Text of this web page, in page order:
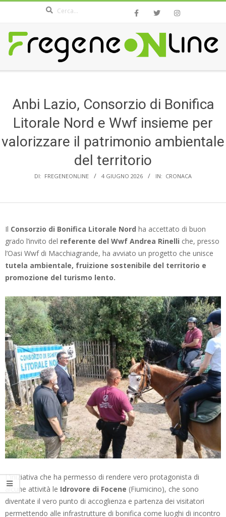
content
FREGENEONLINE.COM
MenuAnbi Lazio, Consorzio di Bonifica
Litorale Nord e Wwf insieme per
valorizzare il patrimonio ambientale
del territorio
DI: FREGENEONLINE 4 GIUGNO 2026 IN: CRONACA
Il Consorzio di Bonifica Litorale Nord ha accettato di buon
grado l’invito del referente del Wwf Andrea Rinelli che, presso
l’Oasi Wwf di Macchiagrande, ha avviato un progetto che unisce
tutela ambientale, fruizione sostenibile del territorio e
promozione del turismo lento.
L’iniziativa che ha permesso di rendere vero protagonista di
alcune attività le Idrovore di Focene (Fiumicino), che sono
diventate il vero punto di accoglienza e partenza dei visitatori
permettendo alle infrastrutture di bonifica come luoghi di incontro